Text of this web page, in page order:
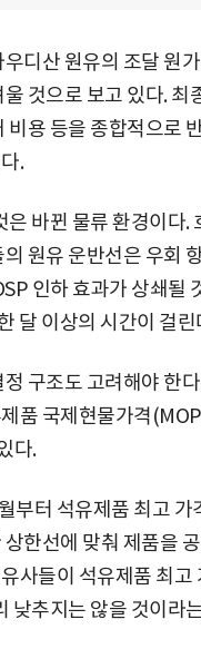
디산 원유의 조달 원
것으로 보고 있다.
비용 등을 종합적으로
.
바뀐 물류 환경이다.
원유 운반선은 우회
인하 효과가 상쇄될
달 이상의 시간이 걸린
구조도 고려해야 한
품 국제현물가격
다.
부터 석유제품 최고
한선에 맞춰 제품을
사들이 석유제품 최고
낮추지는 않을 것이라